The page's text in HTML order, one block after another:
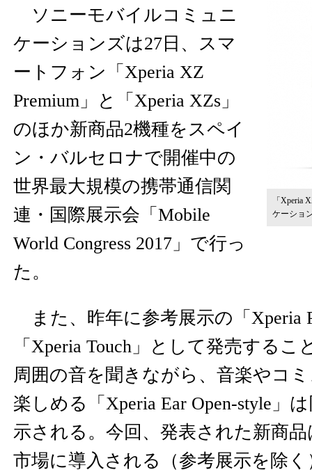
「Xperia
ケーショ
ソニーモバイルコミュニ
ケーションズは27日、スマ
ートフォン「Xperia XZ
Premium」と「Xperia XZs」
のほか新商品2機種をスペイ
ン・バルセロナで開催中の
世界最大規模の携帯通信関
連・国際展示会「Mobile
World Congress 2017」で行っ
た。
また、昨年に参考展示の「Xperia
「Xperia Touch」として発売する
周囲の音を聞きながら、音楽やコ
楽しめる「Xperia Ear Open-style」
示される。今回、発表された新商
市場に導入される（参考展示を除